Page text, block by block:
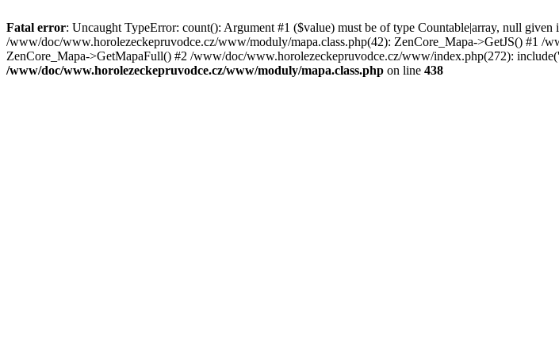
Fatal error: Uncaught TypeError: count(): Argument #1 ($value) must be of type Countable|array, null
/www/doc/www.horolezeckepruvodce.cz/www/moduly/mapa.class.php(42): ZenCore_Mapa->GetJS() #1 /
ZenCore_Mapa->GetMapaFull() #2 /www/doc/www.horolezeckepruvodce.cz/www/index.php(272):
/www/doc/www.horolezeckepruvodce.cz/www/moduly/mapa.class.php on line 438